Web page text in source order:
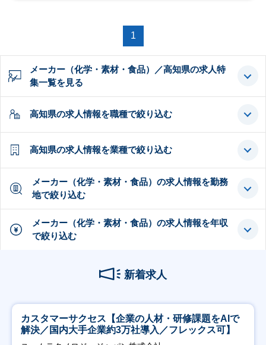
1
メーカー（化学・素材・食品）／高知県の求人特
集一覧を見る
高知県の求人情報を職種で絞り込む
高知県の求人情報を業種で絞り込む
メーカー（化学・素材・食品）の求人情報を勤務
地で絞り込む
メーカー（化学・素材・食品）の求人情報を年収
で絞り込む
新着求人
カスタマーサクセス【企業の人材・研修課題をAIで
解決／国内大手企業約3万社導入／フレックス可】